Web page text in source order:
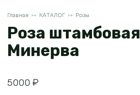
Главная КАТАЛОГ Розы
Роза штамбовая
Минерва
5000 ₽